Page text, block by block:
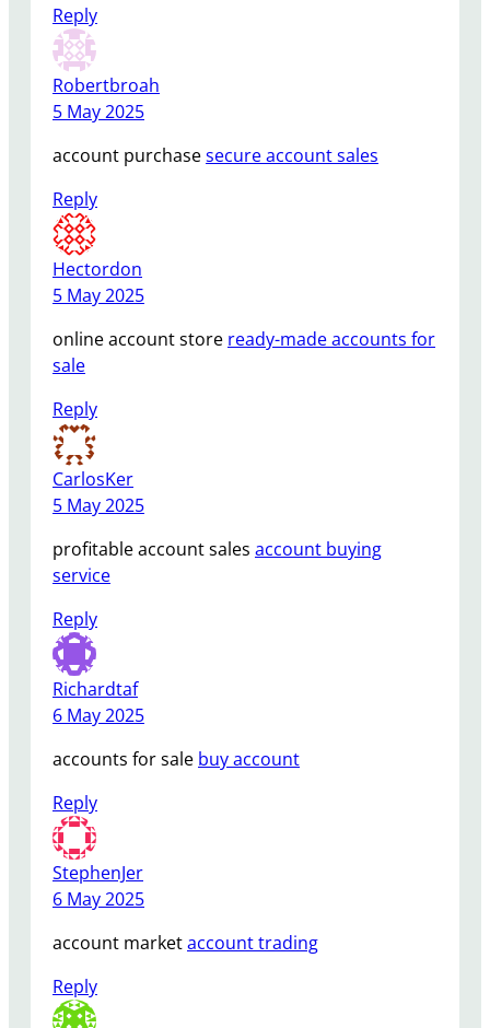
Reply
Robertbroah
5 May 2025
account purchasesecure account sales
Reply
Hectordon
5 May 2025
online account store ready-made accounts for
sale
Reply
CarlosKer
5 May 2025
profitable account sales account buying
service
Reply
Richardtaf
6 May 2025
accounts for sale buy account
Reply
StephenJer
6 May 2025
account marketaccount trading
Reply